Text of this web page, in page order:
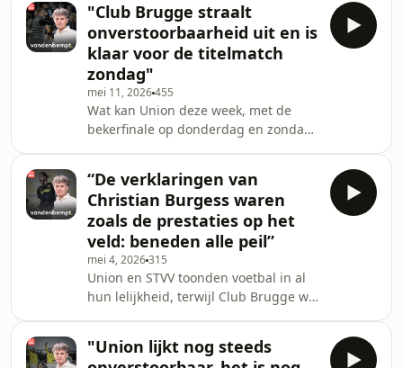
heeft het niet aan gelegen. Club was
gewoon beter. Anderlecht heeft een
catastrofe kunnen voorkomen.
"Club Brugge straalt
onverstoorbaarheid uit en is
klaar voor de titelmatch
zondag"
mei 11, 2026455
Wat kan Union deze week, met de
bekerfinale op donderdag en zondag
nadeel, volgens Peter. Gent-
Anderlecht was een lelijk schouwspel.
“De verklaringen van
Christian Burgess waren
zoals de prestaties op het
veld: beneden alle peil”
mei 4, 2026315
Union en STVV toonden voetbal in al
hun lelijkheid, terwijl Club Brugge wel
competitie dit seizoen.
"Union lijkt nog steeds